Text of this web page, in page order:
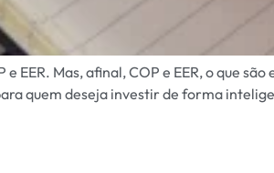
Mas, afinal, COP e EER, o que são
quem deseja investir de forma